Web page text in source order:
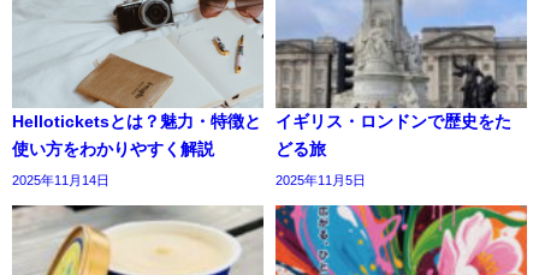
Helloticketsとは？魅力・特徴と
使い方をわかりやすく解説
2025年11月14日
イギリス・ロンドンで歴史をた
どる旅
2025年11月5日